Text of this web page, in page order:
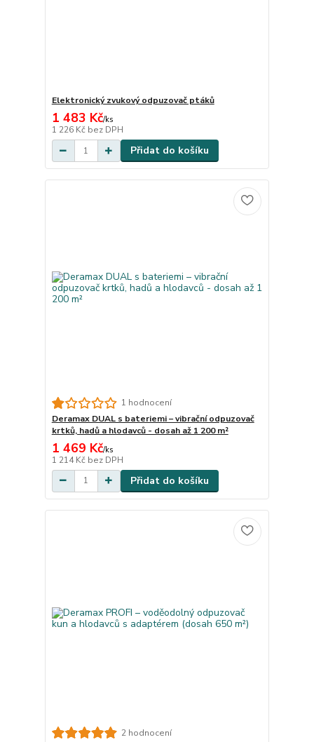
Elektronický zvukový odpuzovač ptáků
1 483 Kč/ks
1 226 Kč bez DPH
Přidat do košíku
1 hodnocení
Deramax DUAL s bateriemi – vibrační odpuzovač
krtků, hadů a hlodavců - dosah až 1 200 m²
1 469 Kč/ks
1 214 Kč bez DPH
Přidat do košíku
2 hodnocení